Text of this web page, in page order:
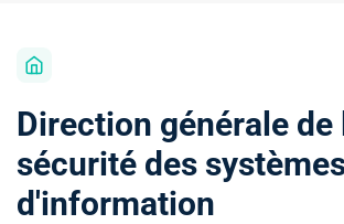
Direction générale de
sécurité des
d'information